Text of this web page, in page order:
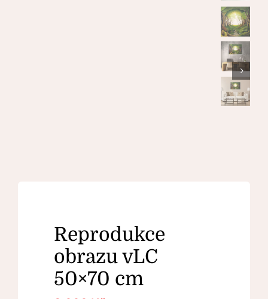
Reprodukce
obrazu vLC
50×70 cm